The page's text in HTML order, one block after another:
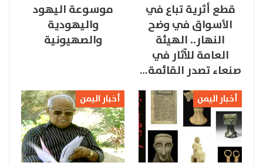
قطع أثرية تباع في
الأسواق في وضح
النهار.. الهيئة
العامة للآثار في
صنعاء تصدر القائمة…
موسوعة اليهود
واليهودية
والصهيونية
أخبار اليمن أخبار اليمن